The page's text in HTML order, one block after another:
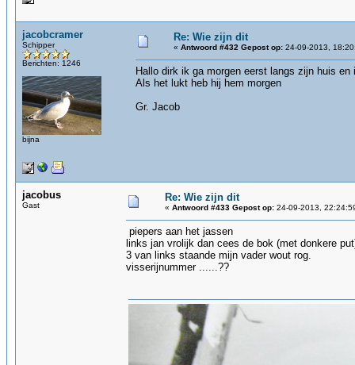
jacobcramer
Schipper
Berichten: 1246
bijna
Re: Wie zijn dit
« Antwoord #432 Gepost op: 24-09-2013,
Hallo dirk ik ga morgen eerst langs zijn huis
Als het lukt heb hij hem morgen
Gr. Jacob
jacobus
Gast
Re: Wie zijn dit
« Antwoord #433 Gepost op: 24-09-2013,
piepers aan het jassen
links jan vrolijk dan cees de bok (met donkere
3 van links staande mijn vader wout rog.
visserijnummer ......??